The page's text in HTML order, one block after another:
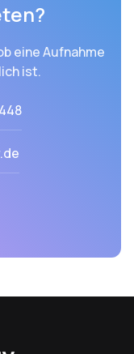
eine Aufnahme
ist.